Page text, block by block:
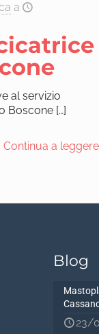
a
al servizio
Boscone[…]
Continua a leggere
Blog
23/